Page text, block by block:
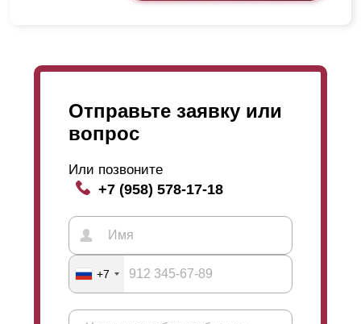
Отправьте заявку или
вопрос
Или позвоните
+7 (958) 578-17-18
+7